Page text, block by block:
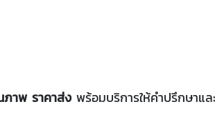
าพ ราคาส่ง พร้อมบริการให้คำปรึกษาแ